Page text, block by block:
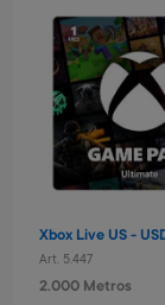
Pelota basket n°
América
Art. 2.517
1.200 Metros
240 Metros + 4 x
Xbox Live US -
Art. 5.447
2.000 Metros